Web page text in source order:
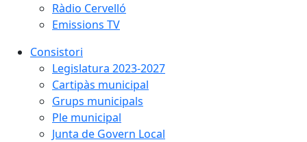
Ràdio Cervelló
Emissions TV
Consistori
Legislatura 2023-2027
Cartipàs municipal
Grups municipals
Ple municipal
Junta de Govern Local